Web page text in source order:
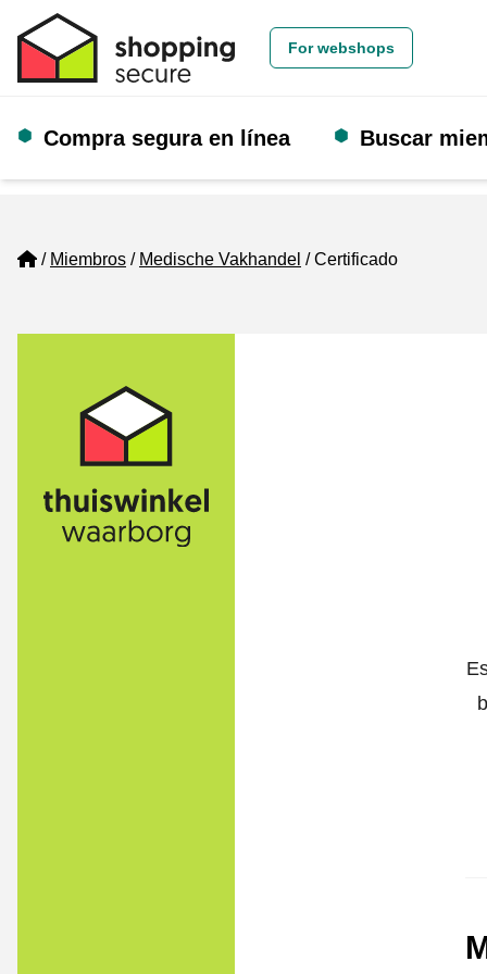
For webshops
Compra segura en línea Buscar
Home
Miembros Medische Vakhandel Certificado